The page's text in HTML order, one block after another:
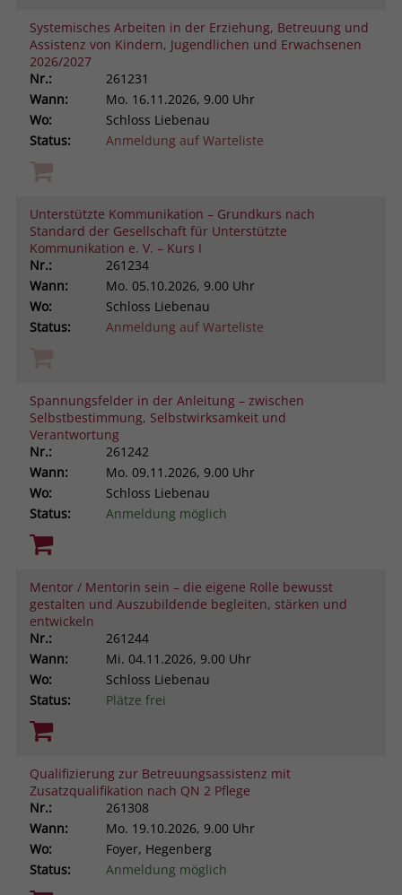
Systemisches Arbeiten in der Erziehung, Betreuung und
Assistenz von Kindern, Jugendlichen und Erwachsenen
2026/2027
Nr.:
261231
Wann:
Mo. 16.11.2026, 9.00 Uhr
Wo:
Schloss Liebenau
Status:
Anmeldung auf Warteliste
Unterstützte Kommunikation – Grundkurs nach
Standard der Gesellschaft für Unterstützte
Kommunikation e. V. – Kurs I
Nr.:
261234
Wann:
Mo. 05.10.2026, 9.00 Uhr
Wo:
Schloss Liebenau
Status:
Anmeldung auf Warteliste
Spannungsfelder in der Anleitung – zwischen
Selbstbestimmung, Selbstwirksamkeit und
Verantwortung
Nr.:
261242
Wann:
Mo. 09.11.2026, 9.00 Uhr
Wo:
Schloss Liebenau
Status:
Anmeldung möglich
Mentor / Mentorin sein – die eigene Rolle bewusst
gestalten und Auszubildende begleiten, stärken und
entwickeln
Nr.:
261244
Wann:
Mi. 04.11.2026, 9.00 Uhr
Wo:
Schloss Liebenau
Status:
Plätze frei
Qualifizierung zur Betreuungsassistenz mit
Zusatzqualifikation nach QN 2 Pflege
Nr.:
261308
Wann:
Mo. 19.10.2026, 9.00 Uhr
Wo:
Foyer, Hegenberg
Status:
Anmeldung möglich